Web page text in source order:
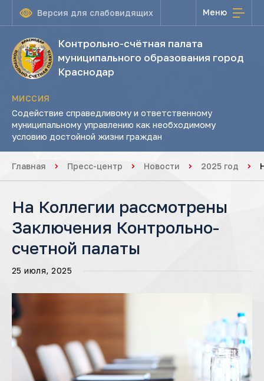
Версия для слабовидящих Меню
Контрольно-счётная палата
муниципального образования город
Краснодар
МИССИЯ
Содействие справедливому и ответственному
муниципальному управлению как необходимому
условию достойной жизни граждан
Главная Пресс-центр Новости 2025 год
На Коллегии рассмотрены
Заключения Контрольно-
счетной палаты
25 июля, 2025